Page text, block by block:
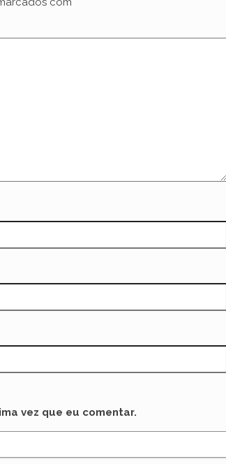
vez que eu comentar.